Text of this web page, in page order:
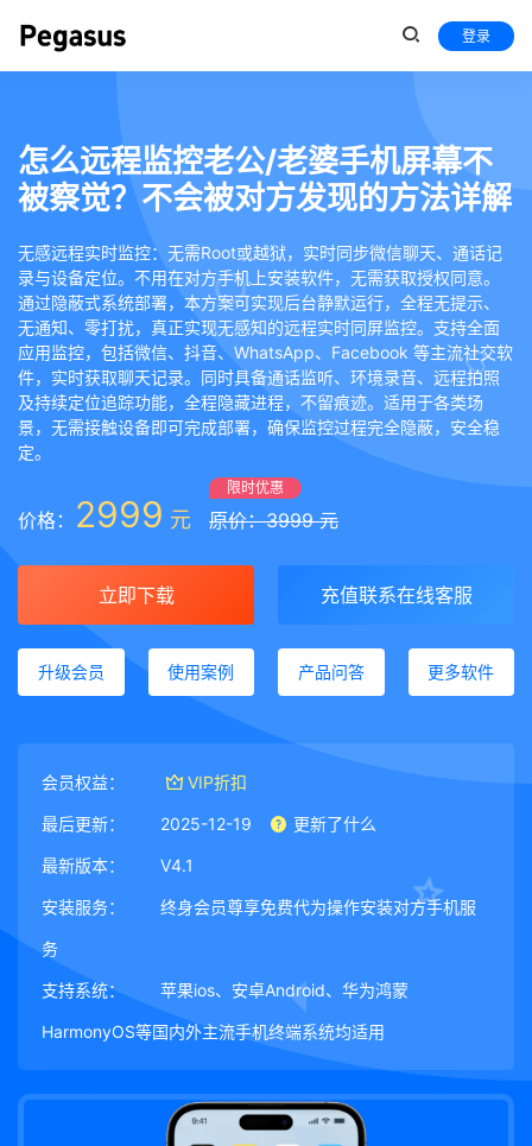
登录
怎么远程监控老公/老婆手机屏幕不
被察觉？不会被对方发现的方法详解
无感远程实时监控：无需Root或越狱，实时同步微信聊天、通话记
录与设备定位。不用在对方手机上安装软件，无需获取授权同意。
通过隐蔽式系统部署，本方案可实现后台静默运行，全程无提示、
无通知、零打扰，真正实现无感知的远程实时同屏监控。支持全面
应用监控，包括微信、抖音、WhatsApp、Facebook 等主流社交软
件，实时获取聊天记录。同时具备通话监听、环境录音、远程拍照
及持续定位追踪功能，全程隐藏进程，不留痕迹。适用于各类场
景，无需接触设备即可完成部署，确保监控过程完全隐蔽，安全稳
定。
价格： 2999 元
限时优惠
原价：3999 元
立即下载 充值联系在线客服
升级会员 使用案例 产品问答 更多软件
会员权益： VIP折扣
最后更新： 2025-12-19 更新了什么
最新版本： V4.1
安装服务： 终身会员尊享免费代为操作安装对方手机服
务
支持系统： 苹果ios、安卓Android、华为鸿蒙
HarmonyOS等国内外主流手机终端系统均适用